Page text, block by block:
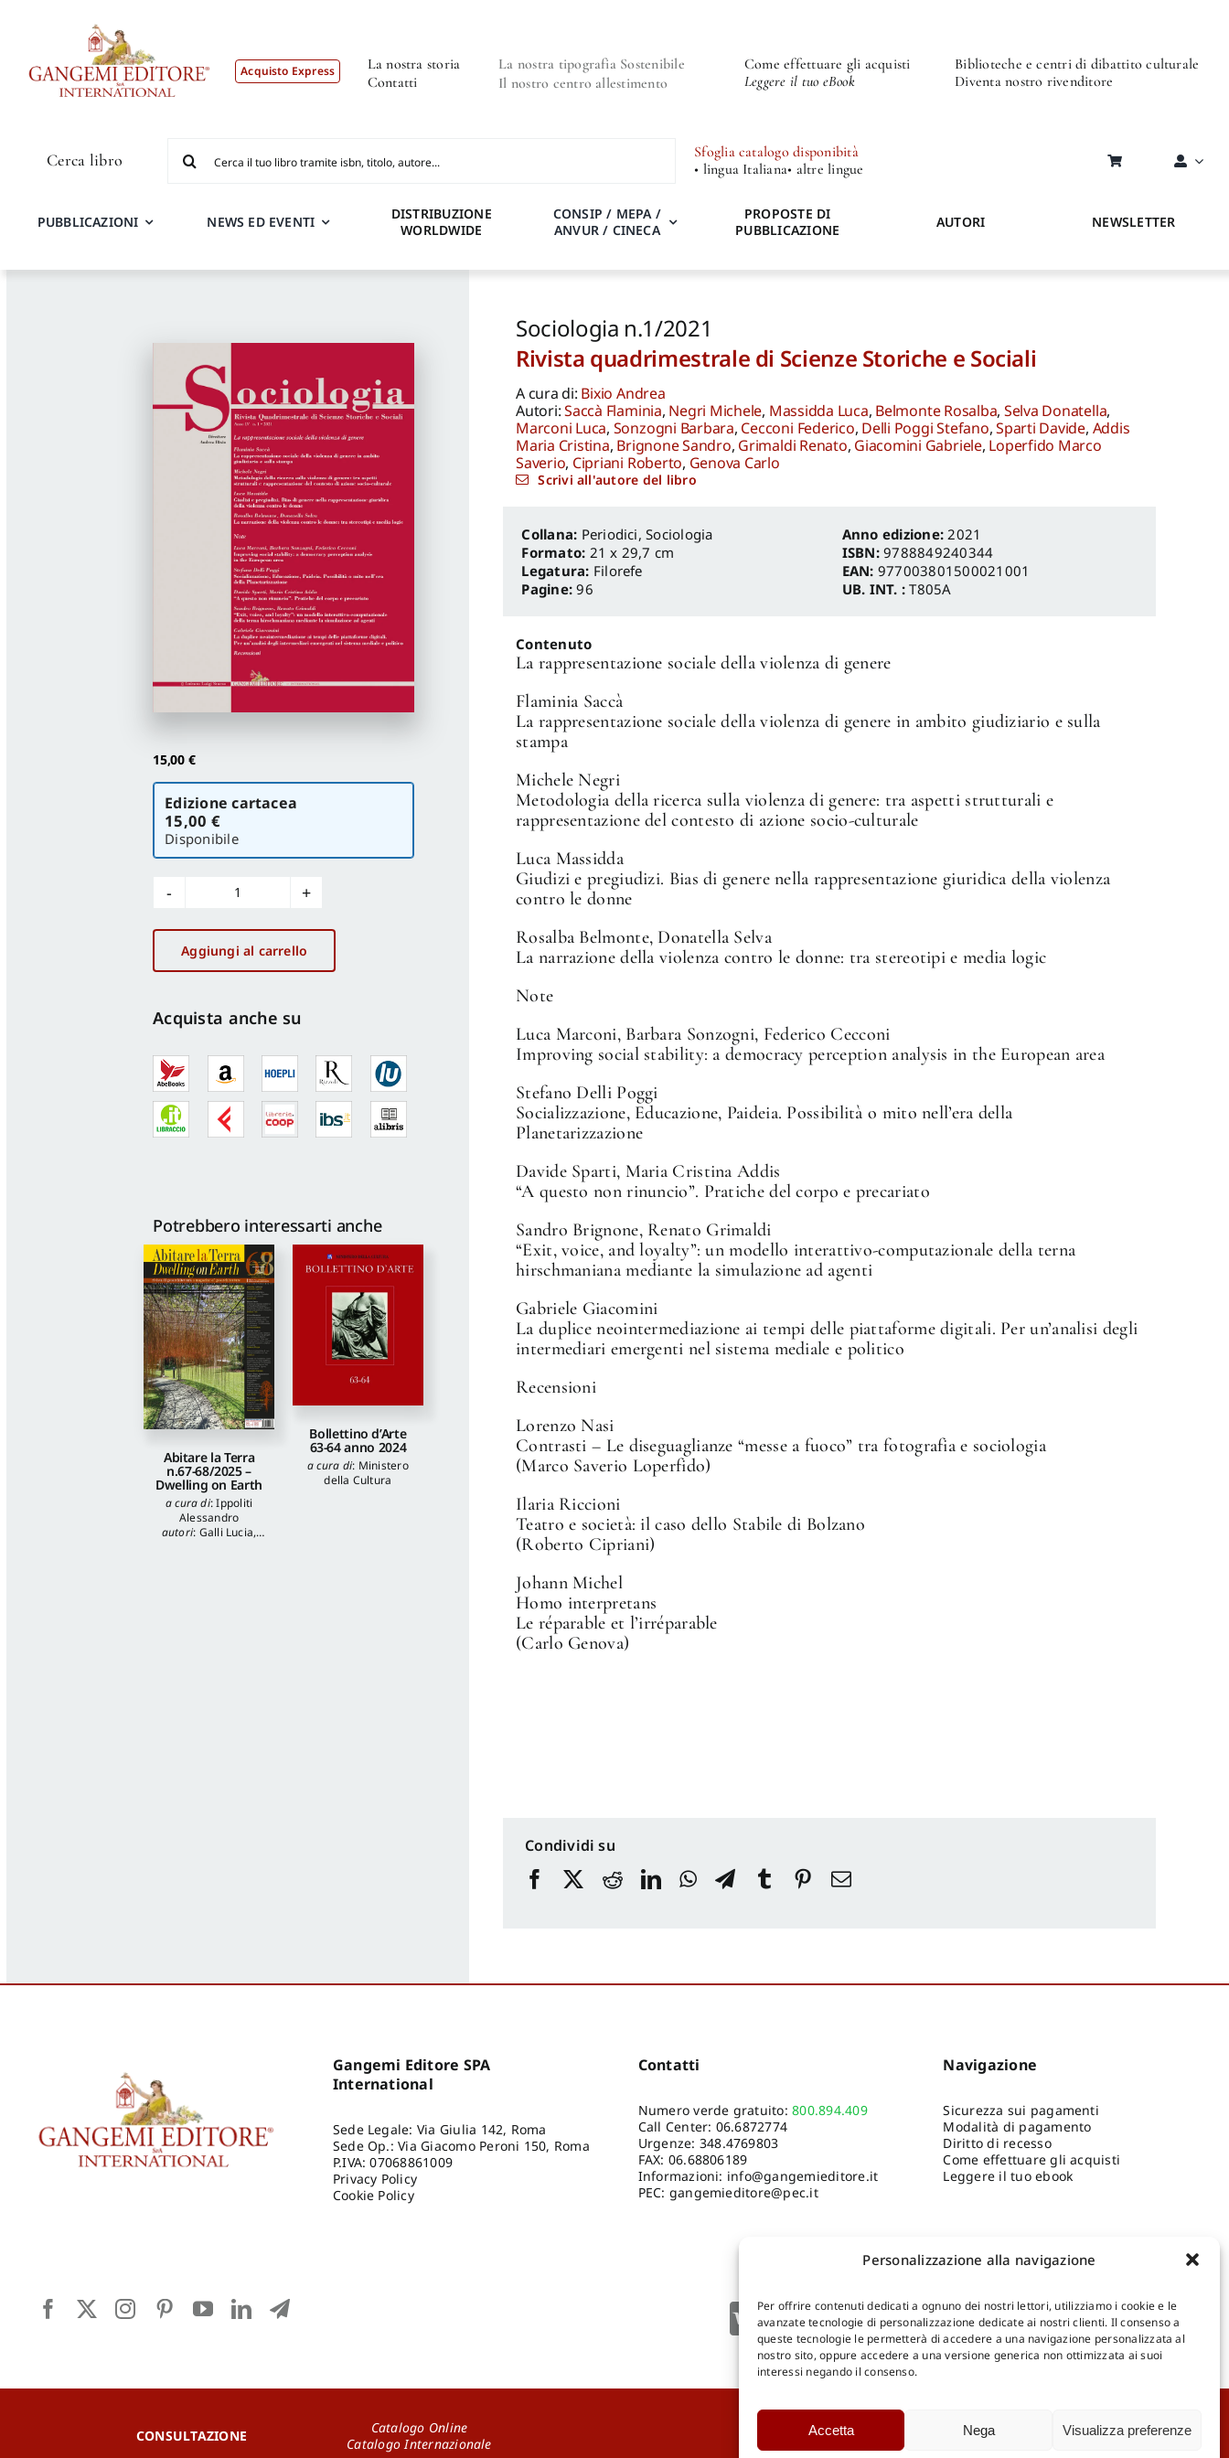
Personalizzazione alla navigazione
Per offrire contenuti dedicati a ognuno dei nostri lettori, utilizziamo i cookie e le
avanzate tecnologie di personalizzazione dedicate ai nostri clienti. Il consenso a
queste tecnologie le permetterà di accedere a una navigazione personalizzata al
nostro sito, oppure accedere a una versione generica non ottimizzata ai suoi
interessi negando il consenso.
Accetta Nega Visualizza preferenze
Acquisto Express
La nostra storia
Contatti
La nostra tipografia Sostenibile
Il nostro centro allestimento
Come effettuare gli acquisti
Leggere il tuo eBook
Biblioteche e centri di dibattito culturale
Diventa nostro rivenditore
Cerca libro
per:
Sfoglia catalogo disponibità
• lingua Italiana• altre lingue
PUBBLICAZIONI NEWS ED EVENTI
DISTRIBUZIONE
WORLDWIDE
CONSIP / MEPA /
ANVUR / CINECA
PROPOSTE DI
PUBBLICAZIONE
AUTORI NEWSLETTER
15,00 €
Scegli
versione
Edizione cartacea
15,00 €
Disponibile
Sociologia
n.1/2021
quantità
Aggiungi al carrello
Acquista anche su
Potrebbero interessarti anche
Abitare la Terra
n.67-68/2025 –
Dwelling on Earth
a cura di:Ippoliti
Alessandro
autori: Galli Lucia,
Bollettino d’Arte
63-64 anno 2024
a cura di: Ministero
della Cultura
Sociologia n.1/2021
Rivista quadrimestrale di Scienze Storiche e Sociali
A cura di: Bixio Andrea
Autori:Saccà Flaminia, Negri Michele, Massidda Luca, Belmonte Rosalba, Selva Donatella,
Marconi Luca, Sonzogni Barbara, Cecconi Federico, Delli Poggi Stefano,Sparti Davide, Addis
Maria Cristina, Brignone Sandro, Grimaldi Renato, Giacomini Gabriele, Loperfido Marco
Saverio, Cipriani Roberto, Genova Carlo
Scrivi all'autore del libro
Periodici,Sociologia
Formato: 21 x 29,7 cm
Legatura: Filorefe
Pagine:96
Anno edizione: 2021
ISBN:9788849240344
EAN: 977003801500021001
UB. INT. :T805A
Contenuto
La rappresentazione sociale della violenza di genere
Flaminia Saccà
La rappresentazione sociale della violenza di genere in ambito giudiziario e sulla
stampa
Michele Negri
Metodologia della ricerca sulla violenza di genere: tra aspetti strutturali e
rappresentazione del contesto di azione socio-culturale
Luca Massidda
Giudizi e pregiudizi. Bias di genere nella rappresentazione giuridica della violenza
contro le donne
Rosalba Belmonte, Donatella Selva
La narrazione della violenza contro le donne: tra stereotipi e media logic
Note
Luca Marconi, Barbara Sonzogni, Federico Cecconi
Improving social stability: a democracy perception analysis in the European area
Stefano Delli Poggi
Socializzazione, Educazione, Paideia. Possibilità o mito nell’era della
Planetarizzazione
Davide Sparti, Maria Cristina Addis
“A questo non rinuncio”. Pratiche del corpo e precariato
Sandro Brignone, Renato Grimaldi
“Exit, voice, and loyalty”: un modello interattivo-computazionale della terna
hirschmaniana mediante la simulazione ad agenti
Gabriele Giacomini
La duplice neointermediazione ai tempi delle piattaforme digitali. Per un’analisi degli
intermediari emergenti nel sistema mediale e politico
Recensioni
Lorenzo Nasi
Contrasti – Le diseguaglianze “messe a fuoco” tra fotografia e sociologia
(Marco Saverio Loperfido)
Ilaria Riccioni
Teatro e società: il caso dello Stabile di Bolzano
(Roberto Cipriani)
Johann Michel
Homo interpretans
Le réparable et l’irréparable
(Carlo Genova)
Condividi su
Gangemi Editore SPA
International
Sede Legale: Via Giulia 142, Roma
Sede Op.: Via Giacomo Peroni 150, Roma
P.IVA: 07068861009
Privacy Policy
Cookie Policy
Contatti
Numero verde gratuito:800.894.409
Call Center: 06.6872774
Urgenze: 348.4769803
FAX: 06.68806189
Informazioni: info@gangemieditore.it
PEC: gangemieditore@pec.it
Navigazione
Sicurezza sui pagamenti
Modalità di pagamento
Diritto di recesso
Come effettuare gli acquisti
Leggere il tuo ebook
Shop Gangemi Editore-Pagamenti Sicuri e anche Rateali
CONSULTAZIONE
Catalogo Online
Catalogo Internazionale
DOWNLOAD
Catalogo Online
Catalogo Internazionale